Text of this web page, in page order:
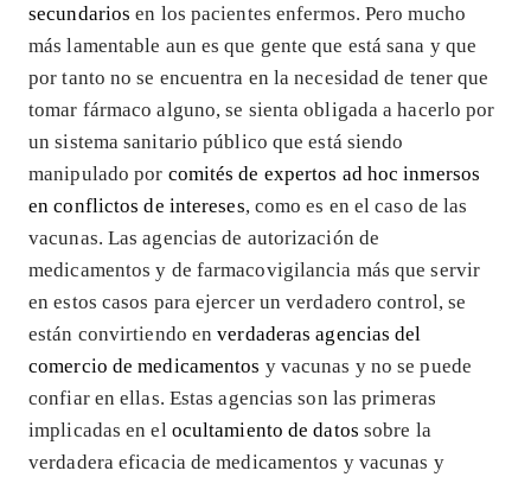
secundariosen los pacientes enfermos. Pero mucho
más lamentable aun es que gente que está sana y que
por tanto no se encuentra en la necesidad de tener que
tomar fármaco alguno, se sienta obligada a hacerlo por
un sistema sanitario público que está siendo
manipulado por comités de expertos ad hoc inmersos
en conflictos de intereses, como es en el caso de las
vacunas. Las agencias de autorización de
medicamentos y de farmacovigilancia más que servir
en estos casos para ejercer un verdadero control, se
están convirtiendo enverdaderas agencias del
comercio de medicamentos y vacunas y no se puede
confiar en ellas. Estas agencias son las primeras
implicadas en el ocultamiento de datos sobre la
verdadera eficacia de medicamentos y vacunas y